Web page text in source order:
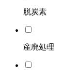
脱炭素
産廃処理